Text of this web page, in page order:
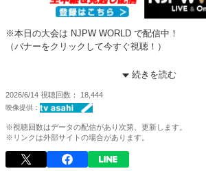
※本日の大会は NJPW WORLD で配信中！
（バナーをクリックして今すぐ視聴！）
【第8試合】IWGPジュニアヘビー級選手権試合
（17分57秒）DIRECT DRIVE→体固め
※DOUKIが5度目の防衛に失敗。YOHが新チャン
新日本プロレス観るなら NJPW WORLD で！
登録＆視聴⇒https://www.njpwworld.com/
続きを読む
2026/6/14 視聴回数 18,444
※視聴回数はデータの配信があり次第、更新します。
※リンクは外部サイトの場合があります。